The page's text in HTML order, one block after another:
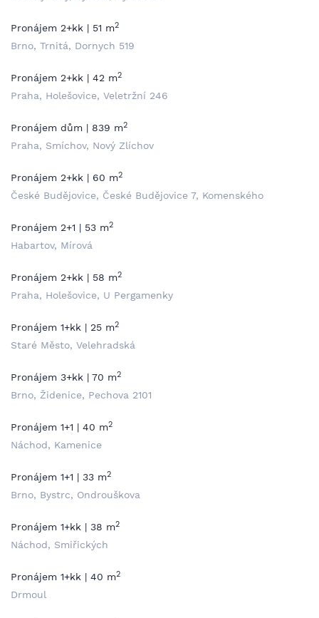
Pronájem 2+kk | 51 m2
Brno, Trnitá, Dornych 519
Pronájem 2+kk | 42 m2
Praha, Holešovice, Veletržní 246
Pronájem dům | 839 m2
Praha, Smíchov, Nový Zlíchov
Pronájem 2+kk | 60 m2
České Budějovice, České Budějovice 7, Komenského
Pronájem 2+1 | 53 m2
Habartov, Mírová
Pronájem 2+kk | 58 m2
Praha, Holešovice, U Pergamenky
Pronájem 1+kk | 25 m2
Staré Město, Velehradská
Pronájem 3+kk | 70 m2
Brno, Židenice, Pechova 2101
Pronájem 1+1 | 40 m2
Náchod, Kamenice
Pronájem 1+1 | 33 m2
Brno, Bystrc, Ondrouškova
Pronájem 1+kk | 38 m2
Náchod, Smiřických
Pronájem 1+kk | 40 m2
Drmoul